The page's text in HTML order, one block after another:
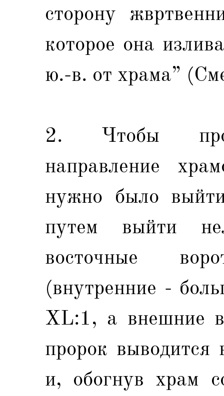
сторону
которое она
ю.-в. от храма”
2. Чтобы
направление
нужно было
путем выйти
восточные
(внутренние -
XL:1, а внешние
пророк выводится
и, обогнув храм